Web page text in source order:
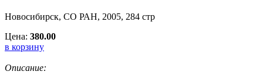
Новосибирск, СО РАН, 2005, 284 стр
Цена: 380.00
в корзину
Описание: